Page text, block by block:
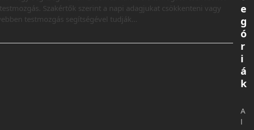
Szakértők szerint a napi adagjukat csökkenteni vagy
testmozgás segítségével tudják…
e
g
ó
r
i
á
k
A
l